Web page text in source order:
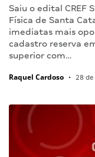
Saiu o edital CREF
Física de Santa
imediatas mais
cadastro reserva
superior com…
Raquel Cardoso • 28